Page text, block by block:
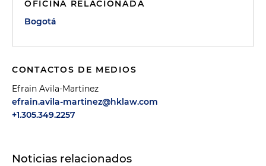
OFICINA RELACIONADA
Bogotá
CONTACTOS DE MEDIOS
Efrain Avila-Martinez
efrain.avila-martinez@hklaw.com
+1.305.349.2257
Noticias relacionados